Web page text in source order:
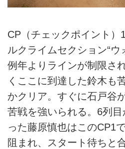
CP（チェックポイント）
ルクライムセクション“ウ
例年よりラインが制限さ
くここに到達した鈴木も
かクリア。すぐに石戸谷
苦戦を強いられる。6列
った藤原慎也はこのCP1
阻まれ、スタート待ちと